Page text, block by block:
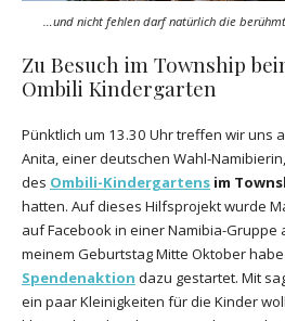
…und nicht fehlen darf natürlich die
Zu Besuch im Township
Ombili Kindergarten
Pünktlich um 13.30 Uhr treffen wir uns
Anita, einer deutschen Wahl-
des Ombili-Kindergartens im
hatten. Auf dieses Hilfsprojekt wurde
auf Facebook in einer Namibia-Gruppe
meinem Geburtstag Mitte Oktober
Spendenaktion dazu gestartet. Mit
ein paar Kleinigkeiten für die Kinder